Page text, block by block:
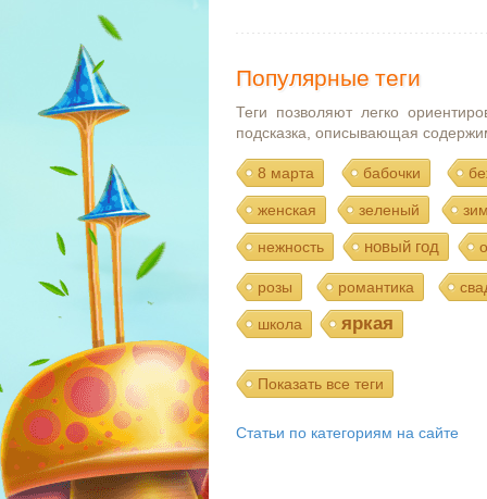
Популярные теги
Теги позволяют легко
подсказка, описывающая
8 марта бабочки
женская зеленый
нежность новый год
розы романтика
школа яркая
Показать все теги
Статьи по категориям на сайте